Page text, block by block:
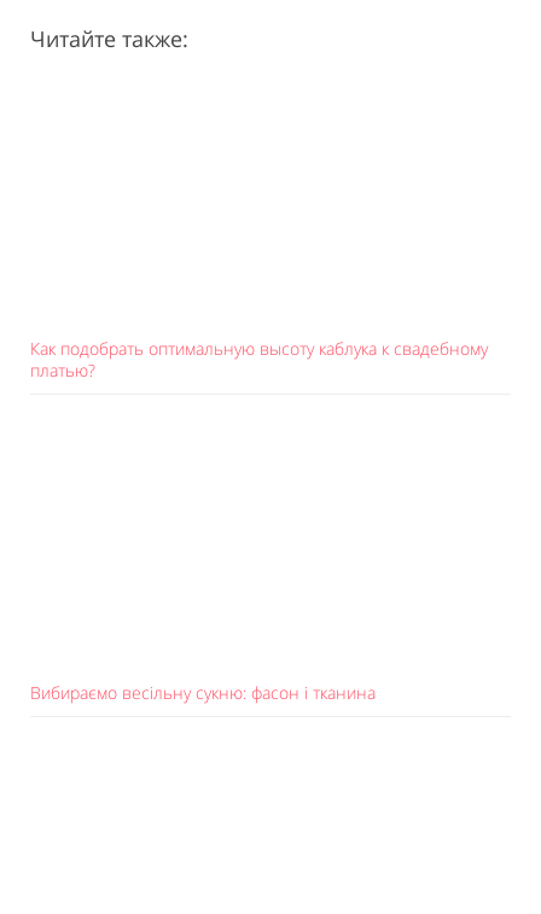
Читайте также:
Как подобрать оптимальную высоту каблука к свадебному
платью?
Вибираємо весільну сукню: фасон і тканина